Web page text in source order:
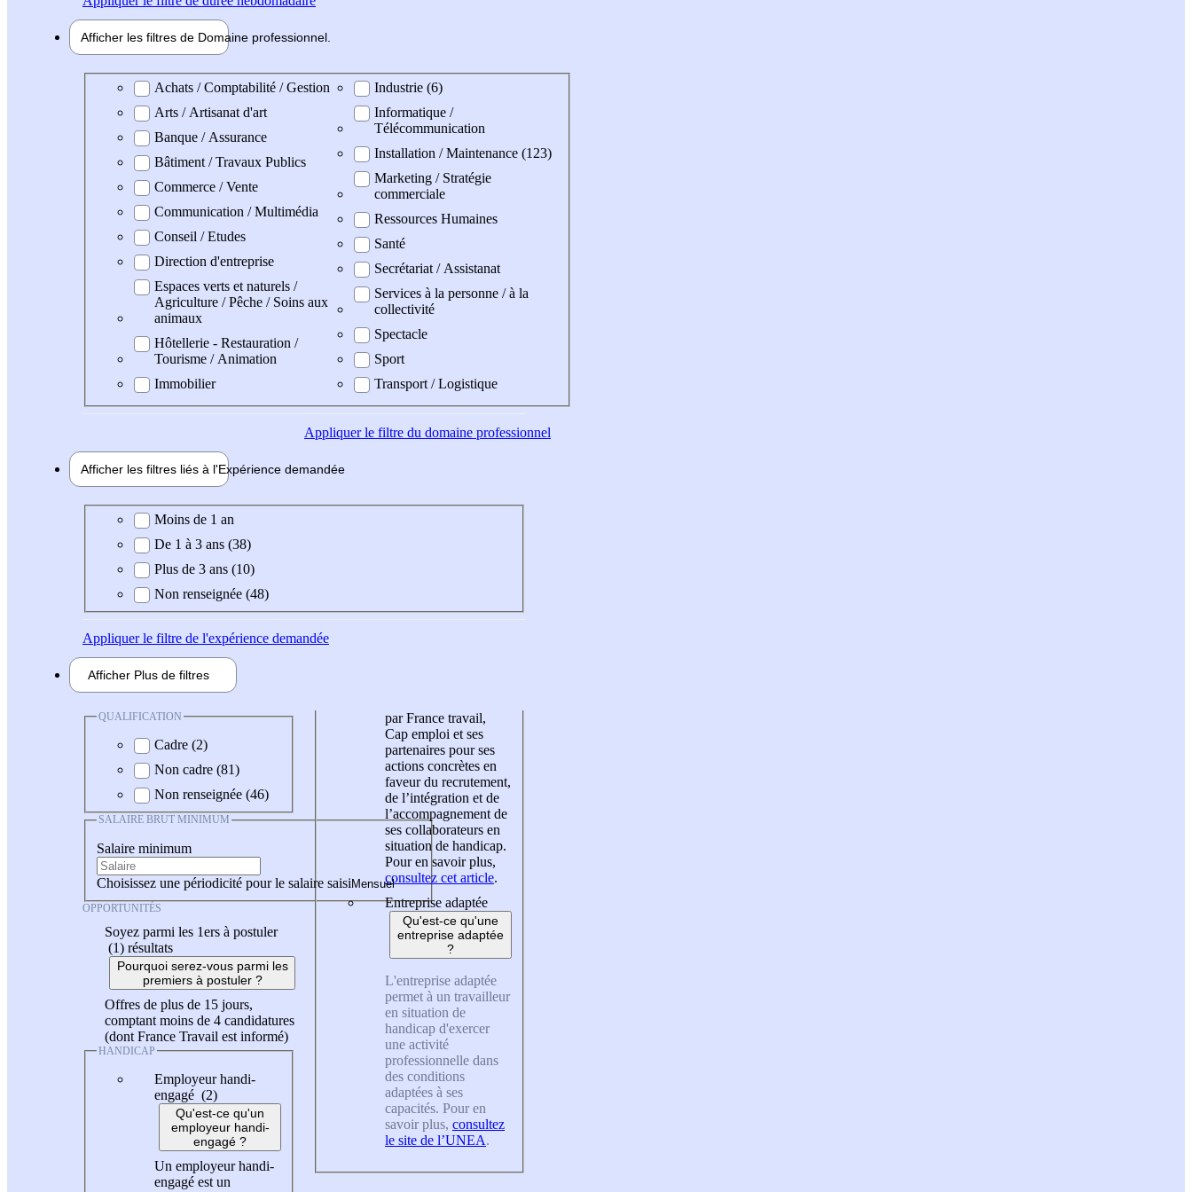
Afficher les filtres de Domaine professionnel
Domaine professionel
Achats / Comptabilité / Gestion
Arts / Artisanat d'art
Banque / Assurance
Bâtiment / Travaux Publics
Commerce / Vente
Communication / Multimédia
Conseil / Etudes
Direction d'entreprise
Espaces verts et naturels /
Agriculture / Pêche / Soins aux
animaux
Hôtellerie - Restauration /
Tourisme / Animation
Immobilier
Industrie (6)
Informatique /
Télécommunication
Installation / Maintenance (123)
Marketing / Stratégie
commerciale
Ressources Humaines
Santé
Secrétariat / Assistanat
Services à la personne / à la
collectivité
Spectacle
Sport
Transport / Logistique
Appliquerle filtre du domaine professionnel
Afficher les filtres liés à l'Expérience demandée
Expérience demandée
Moins de 1 an
De 1 à 3 ans (38)
Plus de 3 ans (10)
Non renseignée (48)
Appliquerle filtre de l'expérience demandée
Afficher Plus de filtres
QUALIFICATION
Cadre (2)
Non cadre (81)
Non renseignée (46)
SALAIRE BRUT MINIMUM
Salaire minimum
Choisissez une périodicité pour le salaire saisi
OPPORTUNITÉS
Soyez parmi les 1ers à postuler
(1) résultats
Pourquoi serez-vous parmi les
premiers à postuler ?
Offres de plus de 15 jours,
comptant moins de 4 candidatures
(dont France Travail est informé)
HANDICAP
Employeur handi-
engagé (2)
Qu'est-ce qu'un
employeur handi-
engagé ?
Un employeur handi-
engagé est un
par France travail,
Cap emploi et ses
partenaires pour ses
actions concrètes en
faveur du recrutement,
de l’intégration et de
l’accompagnement de
ses collaborateurs en
situation de handicap.
Pour en savoir plus,
consultez cet article.
Entreprise adaptée
Qu'est-ce qu'une
entreprise adaptée
?
L'entreprise adaptée
permet à un travailleur
en situation de
handicap d'exercer
une activité
professionnelle dans
des conditions
adaptées à ses
capacités. Pour en
savoir plus, consultez
le site de l’UNEA.